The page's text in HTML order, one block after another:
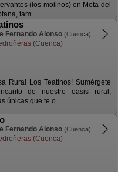
(los molinos) en Mota del
tam ...
Fernando Alonso (Cuenca)
(Cuenca)
Rural Los Teatinos! Sumérgete
de nuestro oasis rural,
únicas que te o ...
Fernando Alonso (Cuenca)
(Cuenca)